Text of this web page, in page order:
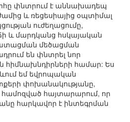
փնտրում է աննախադեպ
և ռեցեսիայից օպտիմալ
ուժեղացումը,
և մարդկանց հսկայական
մեծացման
են փնտրել նոր
հիմնախնդիրների համար: Ես
եմ եվրոպական
փոխանակությանը,
համոզված հայտարարում, որ
հարկավոր է ինտեգրման